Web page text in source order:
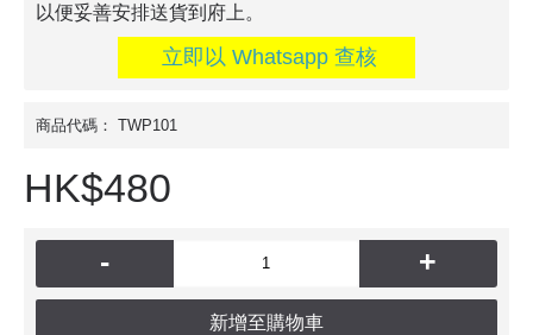
以便妥善安排送貨到府上。
立即以 Whatsapp 查核
商品代碼： TWP101
HK$480
- +
新增至購物車